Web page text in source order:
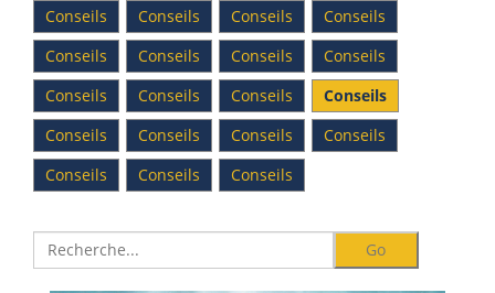
Conseils
Conseils Conseils
Conseils
Conseils
Conseils Conseils
Conseils
Conseils
Conseils Conseils
Conseils
Conseils
Conseils Conseils
Conseils
Conseils
Conseils Conseils